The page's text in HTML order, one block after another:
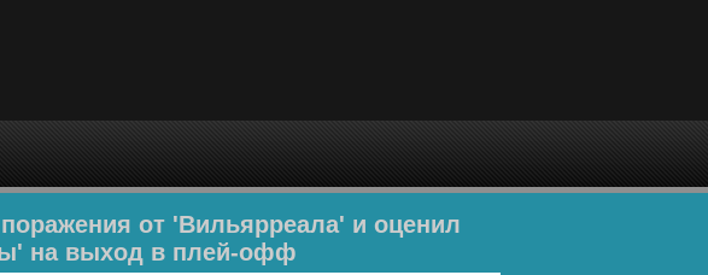
от 'Вильярреала' и оценил
на выход в плей-офф